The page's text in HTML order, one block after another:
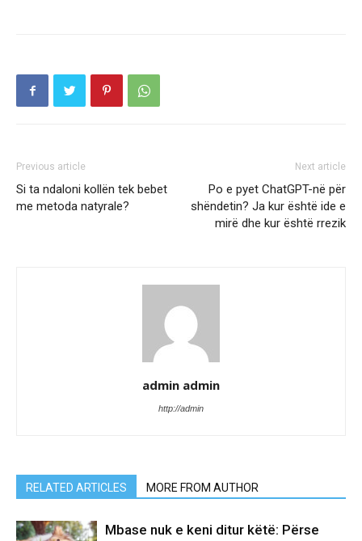
Previous article
Si ta ndaloni kollën tek bebet
me metoda natyrale?
Next article
Po e pyet ChatGPT-në për
shëndetin? Ja kur është ide e
mirë dhe kur është rrezik
admin admin
http://admin
RELATED ARTICLES MORE FROM AUTHOR
Mbase nuk e keni ditur këtë: Përse